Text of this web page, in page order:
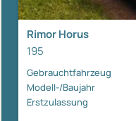
Rimor Horus
195
Gebrauchtfahrzeug
Modell-/Baujahr
Erstzulassung